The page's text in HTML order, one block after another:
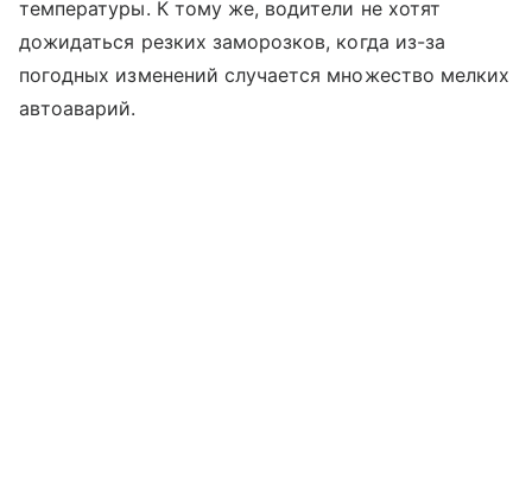
температуры. К тому же, водители не хотят
дожидаться резких заморозков, когда из-за
погодных изменений случается множество мелких
автоаварий.